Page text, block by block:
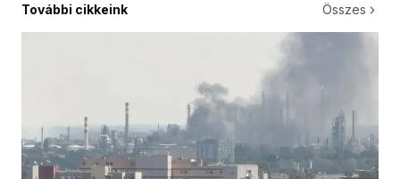
További cikkeink Összes